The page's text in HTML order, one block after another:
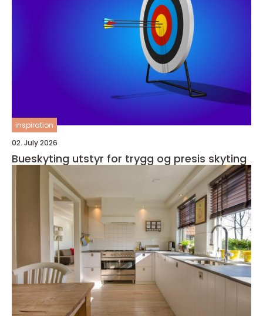
inspiration
02. July 2026
Bueskyting utstyr for trygg og presis skyting